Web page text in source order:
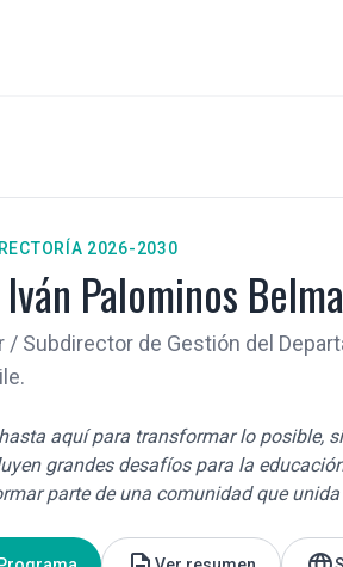
2026-2030
Palominos
/ Subdirector de Gestión del
aquí para transformar lo posible,
grandes desafíos para la
parte de una comunidad que